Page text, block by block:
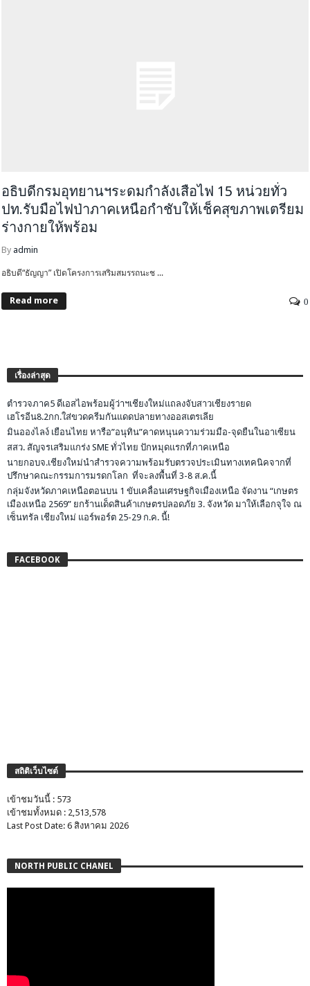
อธิบดีกรมอุทยานฯระดมกำลังเสือไฟ 15 หน่วยทั่ว
ปท.รับมือไฟป่าภาคเหนือกำชับให้เช็คสุขภาพเตรียม
ร่างกายให้พร้อม
By admin
อธิบดี“ธัญญา” เปิดโครงการเสริมสมรรถนะช ...
Read more 0
เรื่องล่าสุด
ตำรวจภาค5 ดีเอสไอพร้อมผู้ว่าฯเชียงใหม่แถลงจับสาวเชียงรายด
เฮโรอีน8.2กก.ใส่ขวดครีมกันแดดปลายทางออสเตรเลีย
มินอองไลง์ เยือนไทย หารือ”อนุทิน”คาดหนุนความร่วมมือ-จุดยืนในอาเซียน
สสว. สัญจรเสริมแกร่ง SME ทั่วไทย ปักหมุดแรกที่ภาคเหนือ
นายกอบจ.เชียงใหม่นำสำรวจความพร้อมรับตรวจประเมินทางเทคนิคจากที่
ปรึกษาคณะกรรมการมรดกโลก ที่จะลงพื้นที่ 3-8 ส.ค.นี้
กลุ่มจังหวัดภาคเหนือตอนบน 1 ขับเคลื่อนเศรษฐกิจเมืองเหนือ จัดงาน “เกษตร
เมืองเหนือ 2569” ยกร้านเด็ดสินค้าเกษตรปลอดภัย 3. จังหวัด มาให้เลือกจุใจ ณ
เซ็นทรัล เชียงใหม่ แอร์พอร์ต 25-29 ก.ค. นี้!
FACEBOOK
สถิติเว็บไซต์
เข้าชมวันนี้ : 573
เข้าชมทั้งหมด : 2,513,578
Last Post Date: 6 สิงหาคม 2026
NORTH PUBLIC CHANEL